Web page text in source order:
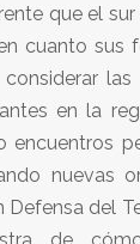
que el
cuanto sus
las
en la
encuentros
nuevas
Defensa del